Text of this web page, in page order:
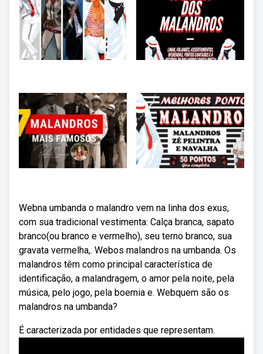
Webna umbanda o malandro vem na linha dos exus,
com sua tradicional vestimenta: Calça branca, sapato
branco(ou branco e vermelho), seu terno branco, sua
gravata vermelha,. Webos malandros na umbanda. Os
malandros têm como principal característica de
identificação, a malandragem, o amor pela noite, pela
música, pelo jogo, pela boemia e. Webquem são os
malandros na umbanda?
É caracterizada por entidades que representam.